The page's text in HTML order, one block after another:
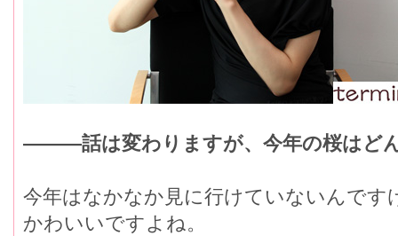
―――話は変わりますが、今年の桜はど
今年はなかなか見に行けていないんです
かわいいですよね。